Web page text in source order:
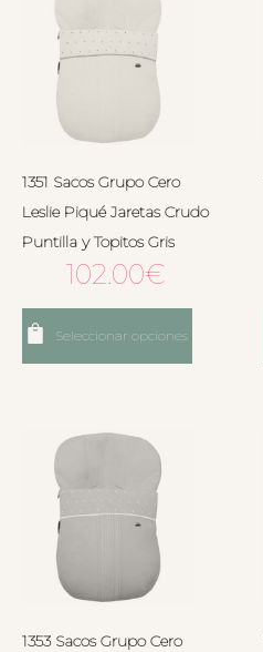
1351 Sacos Grupo Cero
Leslie Piqué Jaretas Crudo
Puntilla y Topitos Gris
102.00€
Seleccionar opciones
1353 Sacos Grupo Cero